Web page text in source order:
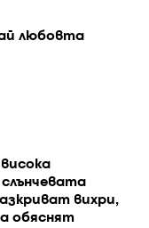
любовта
вихри,
обяснят